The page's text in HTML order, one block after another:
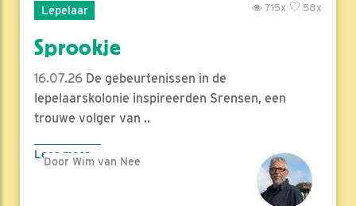
Lepelaar 58x
715x
Sprookje
16.07.26 De gebeurtenissen in de
lepelaarskolonie inspireerden Srensen, een
trouwe volger van ..
Lees meer
Door Wim van Nee